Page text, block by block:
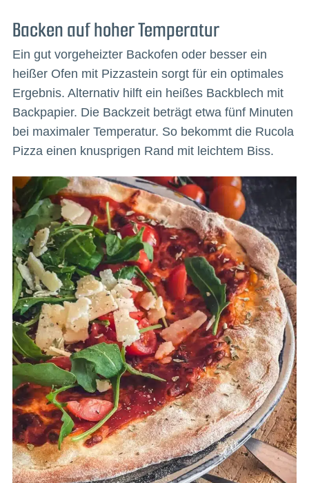
Backen auf hoher Temperatur
Ein gut vorgeheizter Backofen oder besser ein
heißer Ofen mit Pizzastein sorgt für ein optimales
Ergebnis. Alternativ hilft ein heißes Backblech mit
Backpapier. Die Backzeit beträgt etwa fünf Minuten
bei maximaler Temperatur. So bekommt die Rucola
Pizza einen knusprigen Rand mit leichtem Biss.